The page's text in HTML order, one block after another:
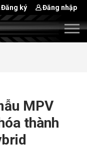
Đăng ký Đăng nhập
MPV
thành